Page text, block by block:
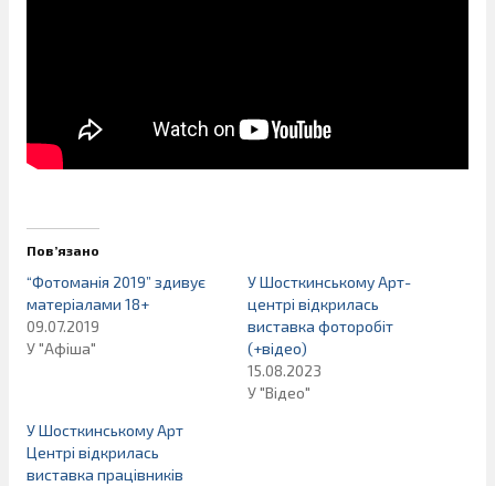
Пов’язано
“Фотоманія 2019” здивує
матеріалами 18+
09.07.2019
У "Афіша"
У Шосткинському Арт-
центрі відкрилась
виставка фоторобіт
(+відео)
15.08.2023
У "Відео"
У Шосткинському Арт
Центрі відкрилась
виставка працівників